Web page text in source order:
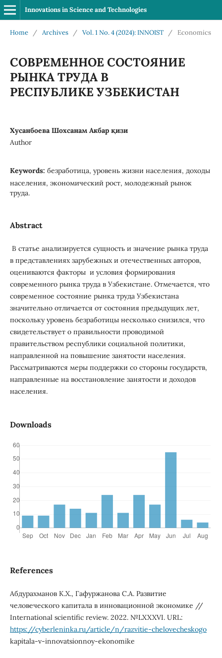
Innovations in Science and Technologies
Home / Archives / Vol. 1 No. 4 (2024): INNOIST / Economics
СОВРЕМЕННОЕ СОСТОЯНИЕ
РЫНКА ТРУДА В
РЕСПУБЛИКЕ УЗБЕКИСТАН
Хусанбоева Шохсанам Акбар қизи
Author
Keywords: безработица, уровень жизни населения, доходы
населения, экономический рост, молодежный рынок
труда.
Abstract
В статье анализируется сущность и значение рынка труда
в представлениях зарубежных и отечественных авторов,
оцениваются факторы и условия формирования
современного рынка труда в Узбекистане. Отмечается, что
современное состояние рынка труда Узбекистана
значительно отличается от состояния предыдущих лет,
поскольку уровень безработицы несколько снизился, что
свидетельствует о правильности проводимой
правительством республики социальной политики,
направленной на повышение занятости населения.
Рассматриваются меры поддержки со стороны государств,
направленные на восстановление занятости и доходов
населения.
Downloads
References
Абдурахманов К.Х., Гафуржанова С.А. Развитие
человеческого капитала в инновационной экономике //
International scientific review. 2022. №LXXXVI. URL:
https://cyberleninka.ru/article/n/razvitie-chelovecheskogo
kapitala-v-innovatsionnoy-ekonomike